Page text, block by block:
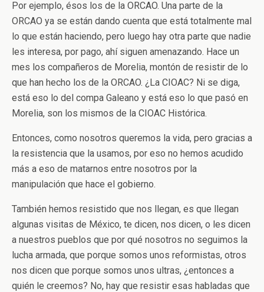
Por ejemplo, ésos los de la ORCAO. Una parte de la
ORCAO ya se están dando cuenta que está totalmente mal
lo que están haciendo, pero luego hay otra parte que nadie
les interesa, por pago, ahí siguen amenazando. Hace un
mes los compañeros de Morelia, montón de resistir de lo
que han hecho los de la ORCAO. ¿La CIOAC? Ni se diga,
está eso lo del compa Galeano y está eso lo que pasó en
Morelia, son los mismos de la CIOAC Histórica.
Entonces, como nosotros queremos la vida, pero gracias a
la resistencia que la usamos, por eso no hemos acudido
más a eso de matarnos entre nosotros por la
manipulación que hace el gobierno.
También hemos resistido que nos llegan, es que llegan
algunas visitas de México, te dicen, nos dicen, o les dicen
a nuestros pueblos que por qué nosotros no seguimos la
lucha armada, que porque somos unos reformistas, otros
nos dicen que porque somos unos ultras, ¿entonces a
quién le creemos? No, hay que resistir esas habladas que